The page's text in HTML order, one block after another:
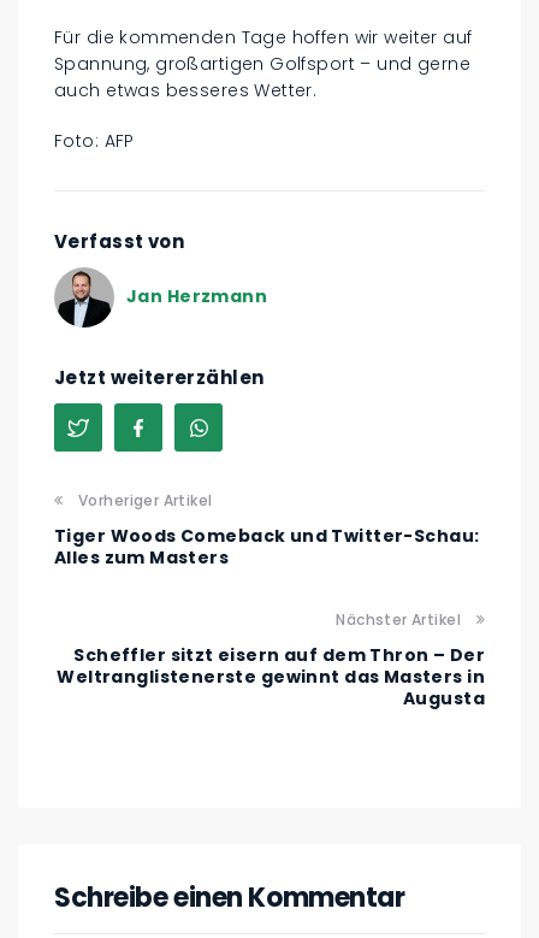
Für die kommenden Tage hoffen wir weiter auf
Spannung, großartigen Golfsport – und gerne
auch etwas besseres Wetter.
Foto: AFP
Verfasst von
Jan Herzmann
Jetzt weitererzählen
Vorheriger Artikel
Tiger Woods Comeback und Twitter-Schau:
Alles zum Masters
Nächster Artikel
Scheffler sitzt eisern auf dem Thron – Der
Weltranglistenerste gewinnt das Masters in
Augusta
Schreibe einen Kommentar